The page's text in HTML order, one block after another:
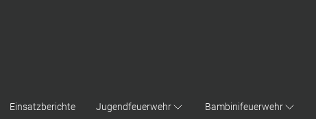
Einsatzberichte Jugendfeuerwehr Bambinifeuerwehr